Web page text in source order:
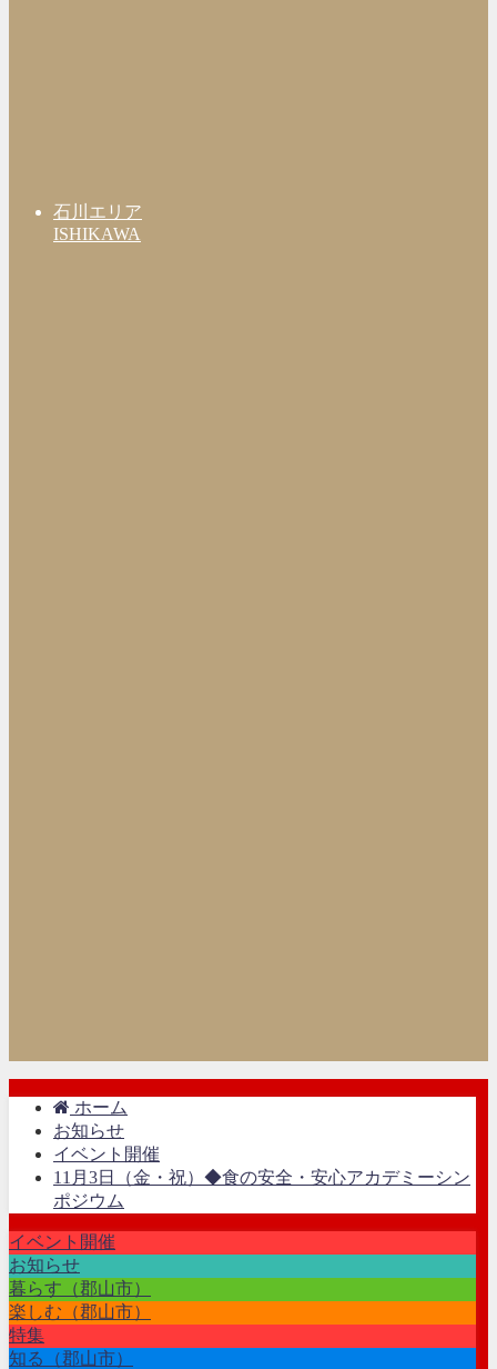
石川エリア
ISHIKAWA
ホーム
お知らせ
イベント開催
11月3日（金・祝）◆食の安全・安心アカデミーシン
ポジウム
イベント開催
お知らせ
暮らす（郡山市）
楽しむ（郡山市）
特集
知る（郡山市）